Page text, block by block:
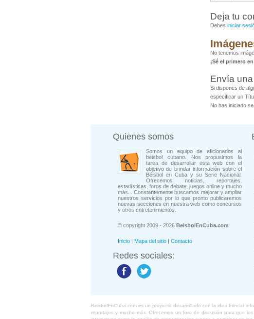
Deja tu
Debes iniciar
No tenemos
¡Sé el primero
Envía
Si dispones de
especificar un
No has iniciado
Quienes somos
Somos un equipo de aficionados al
béisbol cubano. Nos propusimos la
tarea de desarrollar esta web con el
objetivo de brindar información sobre el
Béisbol en Cuba y su Serie Nacional.
Ofrecemos noticias, reportajes,
estadísticas, foros de debate, juegos online y mucho
más... Constantemente buscamos mejorar y ampliar
nuestros servicios por lo que pronto publicaremos
nuevas secciones en nuestra web como concursos
y otros entretenimientos.
© copyright 2009 - 2026 BeisbolEnCuba.com
Inicio | Mapa del sitio | Contacto
Redes sociales:
BeisbolEnCuba.com es un proyecto desarrollado con la idea brindar
reportajes y mucho más. Ofrecemos un foro de discusión para que